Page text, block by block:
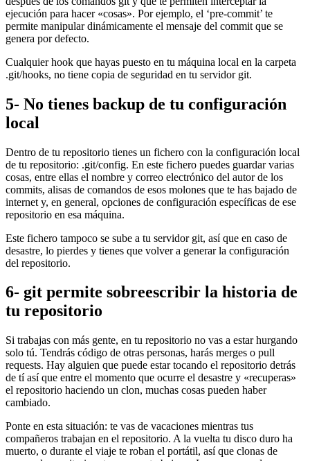
ejecución para hacer «cosas». Por ejemplo, el ‘pre-commit’ te
permite manipular dinámicamente el mensaje del commit que se
genera por defecto.
Cualquier hook que hayas puesto en tu máquina local en la carpeta
.git/hooks, no tiene copia de seguridad en tu servidor git.
5- No tienes backup de tu configuración
local
Dentro de tu repositorio tienes un fichero con la configuración local
de tu repositorio: .git/config. En este fichero puedes guardar varias
cosas, entre ellas el nombre y correo electrónico del autor de los
commits, alisas de comandos de esos molones que te has bajado de
internet y, en general, opciones de configuración específicas de ese
repositorio en esa máquina.
Este fichero tampoco se sube a tu servidor git, así que en caso de
desastre, lo pierdes y tienes que volver a generar la configuración
del repositorio.
6- git permite sobreescribir la historia de
tu repositorio
Si trabajas con más gente, en tu repositorio no vas a estar hurgando
solo tú. Tendrás código de otras personas, harás merges o pull
requests. Hay alguien que puede estar tocando el repositorio detrás
de tí así que entre el momento que ocurre el desastre y «recuperas»
el repositorio haciendo un clon, muchas cosas pueden haber
cambiado.
Ponte en esta situación: te vas de vacaciones mientras tus
compañeros trabajan en el repositorio. A la vuelta tu disco duro ha
muerto, o durante el viaje te roban el portátil, así que clonas de